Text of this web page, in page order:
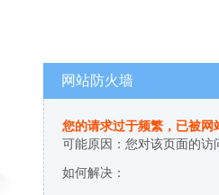
网站防火墙
您的请求过于频繁，已被网
可能原因：您对该页面的访
如何解决：